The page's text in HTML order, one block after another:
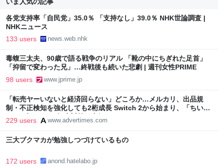
各党支持率「自民党」35.0％ 「支持なし」39.0％ NHK世論調査 |
NHKニュース
133 users news.web.nhk
毒蝮三太夫、90歳で語る戦争のリアル 「靴の中にちぎれた足首」
「抑留で変わった兄」…終戦後も続いた悲劇 | 週刊女性PRIME
98 users www.jprime.jp
「転売ヤーいないと経済回らない」どころか…メルカリ、出品規
制・不正検知を強化しても2桁成長 Switch 2から始まり、「ちいか
わ」で極まった“転売対策の本気”
229 users www.advertimes.com
三大ブクマカが勉強しつづけているもの
172 users anond.hatelabo.jp